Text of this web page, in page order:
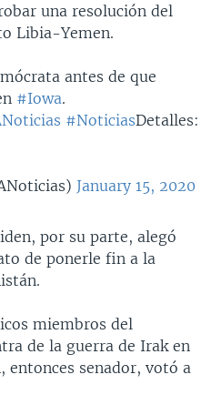
una resolución del
Libia-Yemen.
antes de que
#Iowa.
#NoticiasDetalles:
January 15, 2020
por su parte, alegó
de ponerle fin a la
miembros del
de la guerra de Irak en
entonces senador, votó a